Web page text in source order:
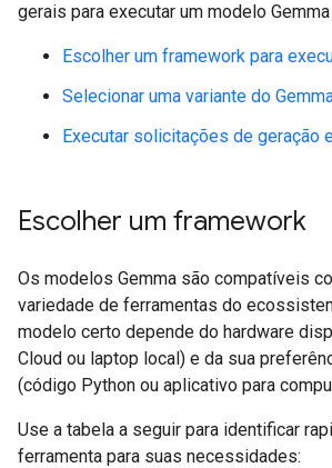
gerais para executar um modelo
Escolher um framework para
Selecionar uma variante do
Executar solicitações de geração
Escolher um framework
Os modelos Gemma são compatíveis
variedade de ferramentas do
modelo certo depende do hardware
Cloud ou laptop local) e da sua
(código Python ou aplicativo para
Use a tabela a seguir para identificar
ferramenta para suas necessidades: